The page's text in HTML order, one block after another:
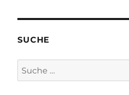
SUCHE
Suche
nach: